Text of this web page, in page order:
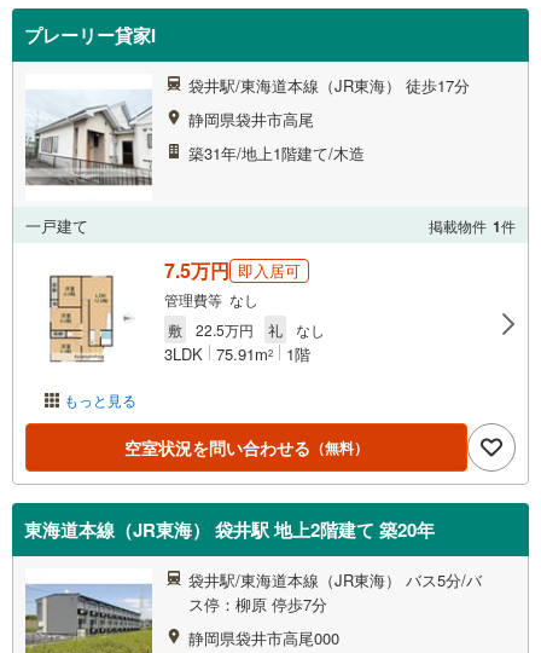
プレーリー貸家I
袋井駅/東海道本線（JR東海） 徒歩17分
静岡県袋井市高尾
築31年/地上1階建て/木造
一戸建て 掲載物件 1件
もっと見る
7.5万円 即入居可
管理費等 なし
敷
22.5万円 礼 なし
3LDK 75.91m2 1階
空室状況を問い合わせる （無料）
東海道本線（JR東海） 袋井駅 地上2階建て 築20年
袋井駅/東海道本線（JR東海） バス5分/バ
ス停：柳原 停歩7分
静岡県袋井市高尾000